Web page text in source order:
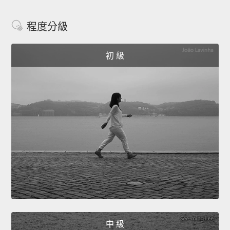
程度分級
初 級
中 級